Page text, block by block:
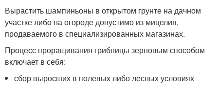
Вырастить шампиньоны в открытом грунте на дачном
участке либо на огороде допустимо из мицелия,
продаваемого в специализированных магазинах.
Процесс проращивания грибницы зерновым способом
включает в себя:
сбор выросших в полевых либо лесных условиях